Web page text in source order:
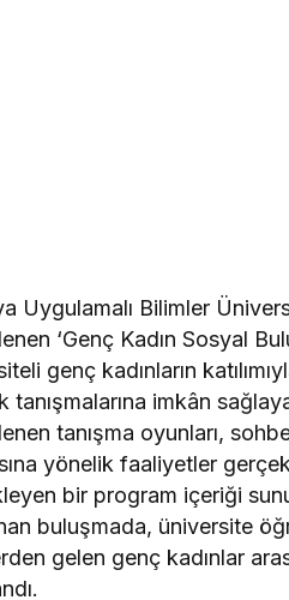
Uygulamalı Bilimler
‘Genç Kadın Sosyal
genç kadınların
tanışmalarına imkân
tanışma oyunları,
yönelik faaliyetler
bir program içeriği
buluşmada, üniversite
gelen genç kadınlar